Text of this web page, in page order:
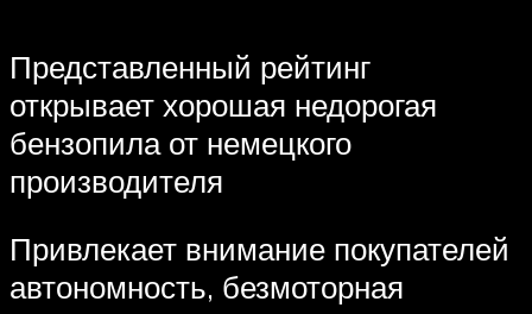
Представленный рейтинг
открывает хорошая недорогая
бензопила от немецкого
производителя
Привлекает внимание покупателей
автономность, безмоторная